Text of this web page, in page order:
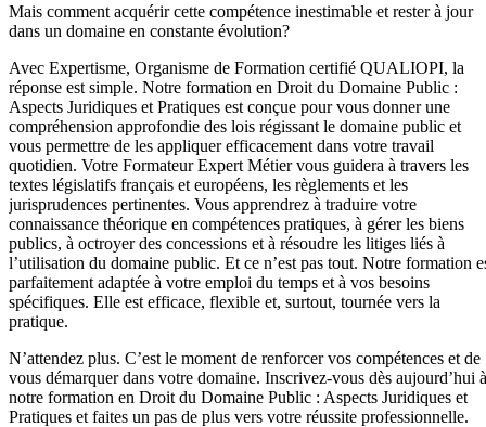
Mais comment acquérir cette compétence inestimable et rester à jour
dans un domaine en constante évolution?
Avec Expertisme, Organisme de Formation certifié QUALIOPI, la
réponse est simple. Notre formation en Droit du Domaine Public :
Aspects Juridiques et Pratiques est conçue pour vous donner une
compréhension approfondie des lois régissant le domaine public et
vous permettre de les appliquer efficacement dans votre travail
quotidien. Votre Formateur Expert Métier vous guidera à travers les
textes législatifs français et européens, les règlements et les
jurisprudences pertinentes. Vous apprendrez à traduire votre
connaissance théorique en compétences pratiques, à gérer les biens
publics, à octroyer des concessions et à résoudre les litiges liés à
l’utilisation du domaine public. Et ce n’est pas tout. Notre formation
parfaitement adaptée à votre emploi du temps et à vos besoins
spécifiques. Elle est efficace, flexible et, surtout, tournée vers la
pratique.
N’attendez plus. C’est le moment de renforcer vos compétences et de
vous démarquer dans votre domaine. Inscrivez-vous dès aujourd’hui à
notre formation en Droit du Domaine Public : Aspects Juridiques et
Pratiques et faites un pas de plus vers votre réussite professionnelle.